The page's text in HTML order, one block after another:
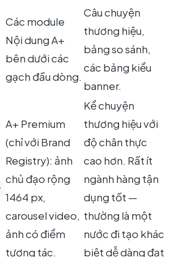
Các module
Nội dung A+
bên dưới các
gạch đầu dòng.
Câu chuyện
thương hiệu,
bảng so sánh,
các bảng kiểu
banner.
A+ Premium
(chỉ với Brand
Registry): ảnh
chủ đạo rộng
1464 px,
carousel video,
ảnh có điểm
tương tác.
Kể chuyện
thương hiệu với
độ chân thực
cao hơn. Rất ít
ngành hàng tận
dụng tốt —
thường là một
nước đi tạo khác
biệt dễ dàng đạt